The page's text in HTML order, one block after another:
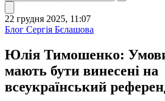
22 грудня 2025, 11:07
Блог Сергія Бєлашова
Юлія Тимошенко:
мають бути винесені на
всеукраїнський